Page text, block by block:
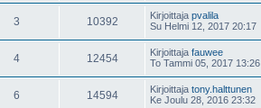
3 10392 Kirjoittaja pvalila
Su Helmi 12, 2017 20:17
4 12454 Kirjoittaja fauwee
To Tammi 05, 2017 13:26
6 14594 Kirjoittaja tony.halttunen
Ke Joulu 28, 2016 23:32